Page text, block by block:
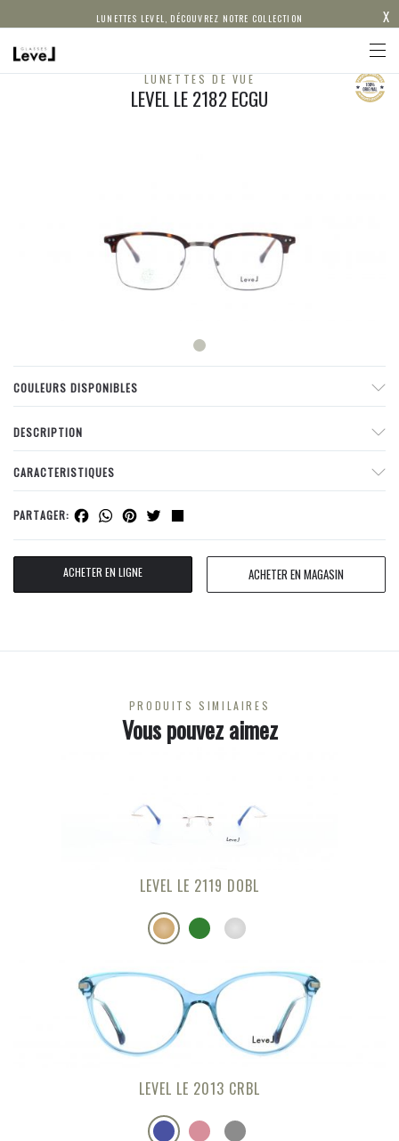
LUNETTES LEVEL, DÉCOUVREZ NOTRE COLLECTION X
LUNETTES DE VUE
LEVEL LE 2182 ECGU
COULEURS DISPONIBLES
DESCRIPTION
CARACTERISTIQUES
PARTAGER: Facebook
WhatsApp
Pinterest
Twitter
ACHETER EN LIGNE ACHETER EN MAGASIN
PRODUITS SIMILAIRES
Vous pouvez aimez
LEVEL LE 2119 DOBL
LEVEL LE 2013 CRBL